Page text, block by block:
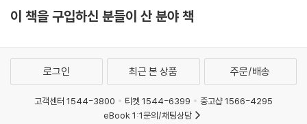
이 책을 구입하신 분들이 산 분야 책
로그인 최근 본 상품 주문/배송
고객센터 1544-3800 티켓 1544-6399
중고샵 1566-4295
eBook 1:1문의/채팅상담